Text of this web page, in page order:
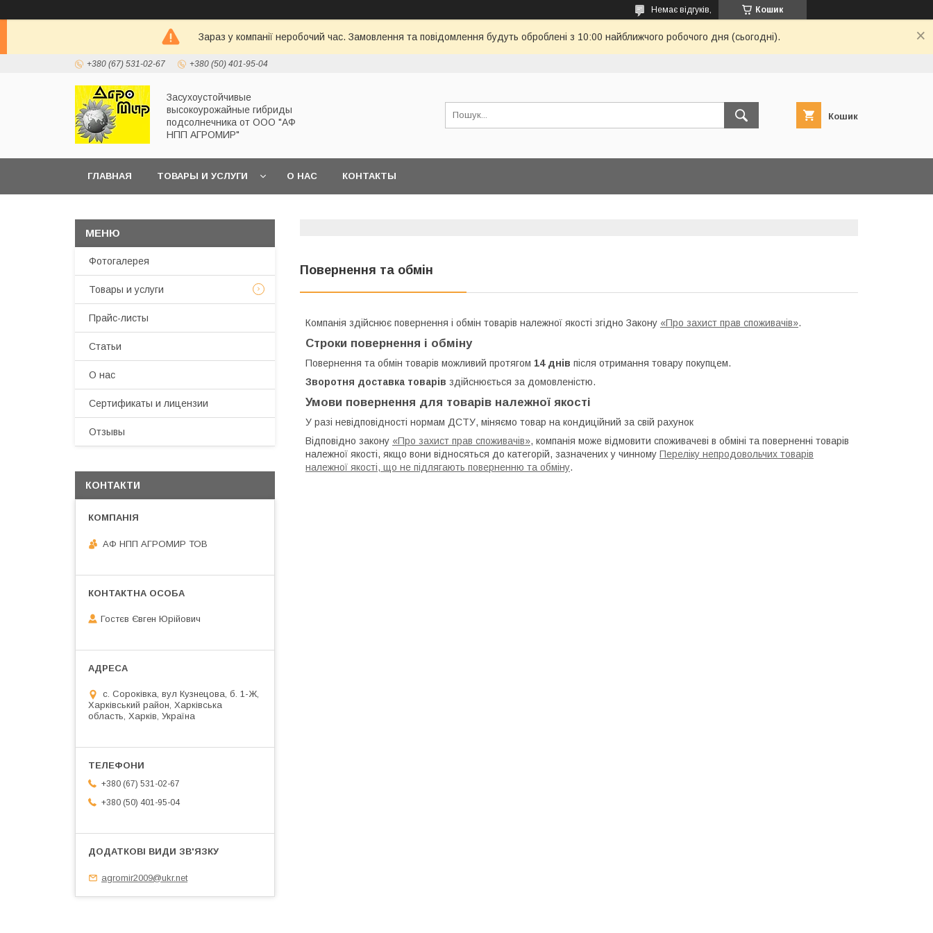
Кошик
Немає відгуків,
Зараз у компанії неробочий час. Замовлення та повідомлення будуть оброблені з 10:00 найближчого робочого дня (сьогодні).
+380 (67) 531-02-67 +380 (50) 401-95-04
Засухоустойчивые
высокоурожайные гибриды
подсолнечника от ООО "АФ
НПП АГРОМИР"
Кошик
ГЛАВНАЯ ТОВАРЫ И УСЛУГИ О НАС КОНТАКТЫ
Повернення та обмін
Компанія здійснює повернення і обмін товарів належної якості згідно Закону «Про захист прав споживачів».
Строки повернення і обміну
Повернення та обмін товарів можливий протягом 14 днів після отримання товару покупцем.
Зворотня доставка товарів здійснюється за домовленістю.
Умови повернення для товарів належної якості
У разі невідповідності нормам ДСТУ, міняємо товар на кондиційний за свій рахунок
Відповідно закону «Про захист прав споживачів», компанія може відмовити споживачеві в обміні та поверненні товарів
належної якості, якщо вони відносяться до категорій, зазначених у чинному Переліку непродовольчих товарів
належної якості, що не підлягають поверненню та обміну.
Фотогалерея
Товары и услуги
Прайс-листы
Статьи
О нас
Сертификаты и лицензии
Отзывы
КОНТАКТИ
АФ НПП АГРОМИР ТОВ
Гостєв Євген Юрійович
с. Сороківка, вул Кузнецова, б. 1-Ж,
Харківський район, Харківська
область, Харків, Україна
+380 (67) 531-02-67
+380 (50) 401-95-04
agromir2009@ukr.net